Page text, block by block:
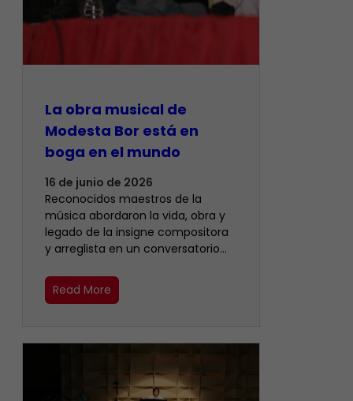
La obra musical de
Modesta Bor está en
boga en el mundo
16 de junio de 2026
Reconocidos maestros de la
música abordaron la vida, obra y
legado de la insigne compositora
y arreglista en un conversatorio…
Read More